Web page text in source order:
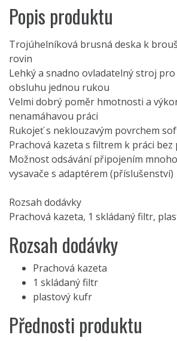
Popis produktu
Trojúhelníková brusná deska k
rovin
Lehký a snadno ovladatelný stroj
obsluhu jednou rukou
Velmi dobrý poměr hmotnosti a
nenamáhavou práci
Rukojeť s neklouzavým povrchem
Prachová kazeta s filtrem k práci bez
Možnost odsávání připojením
vysavače s adaptérem (příslušenství)
Rozsah dodávky
Prachová kazeta, 1 skládaný filtr,
Rozsah dodávky
Prachová kazeta
1 skládaný filtr
plastový kufr
Přednosti produktu